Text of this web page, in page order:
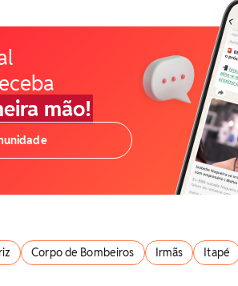
mão!
Corpo de Bombeiros Irmãs Itapé